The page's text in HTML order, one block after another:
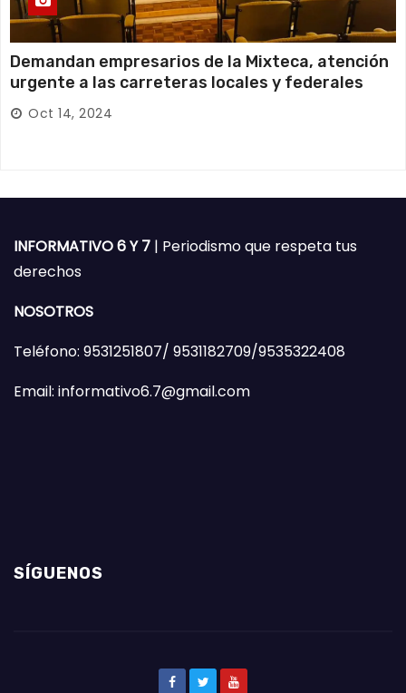
Demandan empresarios de la Mixteca, atención
urgente a las carreteras locales y federales
Oct 14, 2024
INFORMATIVO 6 Y 7 | Periodismo que respeta tus
derechos
NOSOTROS
Teléfono: 9531251807/ 9531182709/9535322408
Email: informativo6.7@gmail.com
SÍGUENOS